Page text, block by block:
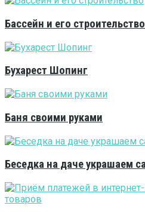
Бассейн и его строительство
Бухарест Шопинг
Баня своими руками
Беседка на даче украшаем